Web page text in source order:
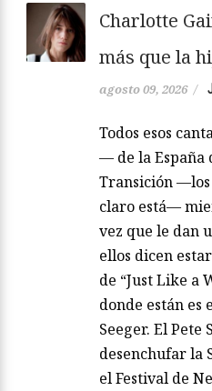
Charlotte
más que la
agosto 09, 2026 /
Todos esos
— de la España
Transición
claro está—
vez que le dan
ellos dicen
de “Just Like a
donde están es
Seeger. El Pete
desenchufar la
el Festival de